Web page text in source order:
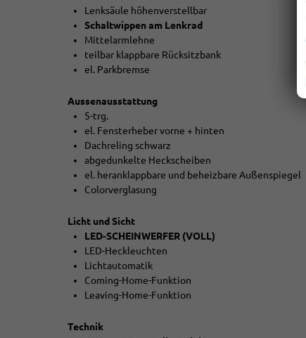
Lenksäule höhenverstellbar
Schaltwippen am Lenkrad
Mittelarmlehne
teilbar klappbare Rücksitzbank
el. Parkbremse
Aussenausstattung
5-trg.
el. Fensterheber vorne + hinten
Dachreling schwarz
abgedunkelte Heckscheiben
el. heranklappbare und beheizbare Außenspiegel
Colorverglasung
Licht und Sicht
LED-SCHEINWERFER (VOLL)
LED-Heckleuchten
Lichtautomatik
Coming-Home-Funktion
Leaving-Home-Funktion
Technik